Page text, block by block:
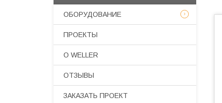
ОБОРУДОВАНИЕ
ПРОЕКТЫ
О WELLER
ОТЗЫВЫ
ЗАКАЗАТЬ ПРОЕКТ